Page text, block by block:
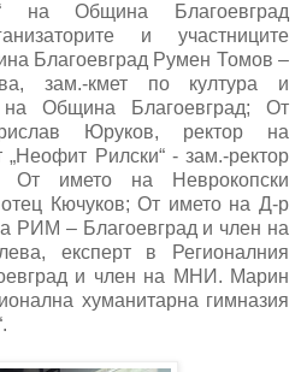
на Община Благоевград
и участниците
Благоевград Румен Томов –
зам.-кмет по култура и
на Община Благоевград; От
Юруков, ректор на
„Неофит Рилски“ - зам.-ректор
името на Неврокопски
Кючуков; От името на Д-р
РИМ – Благоевград и член на
експерт в Регионалния
и член на МНИ. Марин
хуманитарна гимназия